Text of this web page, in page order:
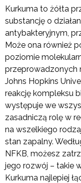
Kurkuma to żółta
substancję o
antybakteryjnym,
Może ona również
poziomie
przeprowadzonych
Johns Hopkins
reakcję kompleksu
występuje we
zasadniczą rolę w
na wszelkiego
stan zapalny.
NFKB, możesz
jego rozwój – takie
Kurkuma najlepiej